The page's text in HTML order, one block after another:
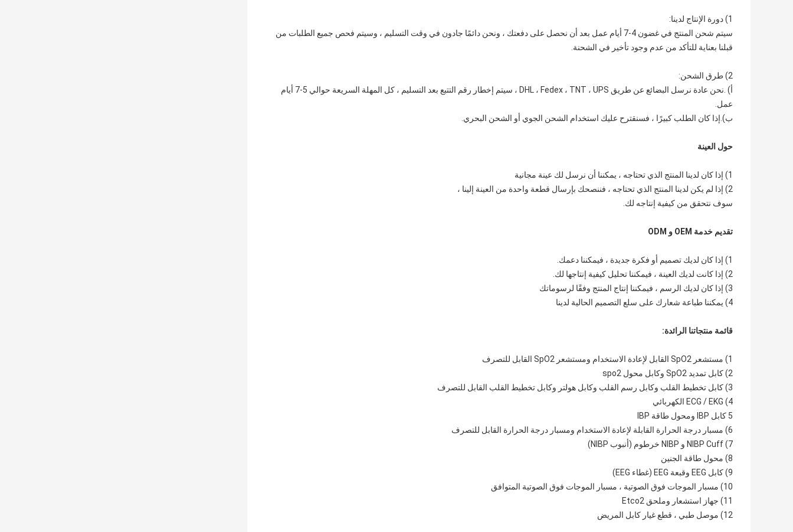
1) دورة الإنتاج لدينا:
سيتم شحن المنتج في غضون 4-7 أيام عمل بعد أن نحصل على دفعتك ، ونحن دائمًا جادون في وقت التسليم ، وسيتم فحص جميع الطلبات من
قبلنا بعناية للتأكد من عدم وجود تأخير في الشحنة.
2) طرق الشحن:
أ) .نحن عادة نرسل البضائع عن طريق DHL ، Fedex ، TNT ، UPS ، سيتم إخطار رقم التتبع بعد التسليم ، كل المهلة السريعة حوالي 5-7 أيام
عمل.
ب).إذا كان الطلب كبيرًا ، فسنقترح عليك استخدام الشحن الجوي أو الشحن البحري.
حول العينة
1) إذا كان لدينا المنتج الذي تحتاجه ، يمكننا أن نرسل لك عينة مجانية
2) إذا لم يكن لدينا المنتج الذي تحتاجه ، فننصحك بإرسال قطعة واحدة من العينة إلينا ،
سوف نتحقق من كيفية إنتاجه لك.
تقديم خدمة OEM و ODM
1) إذا كان لديك تصميم أو فكرة جديدة ، فيمكننا دعمك.
2) إذا كانت لديك العينة ، فيمكننا تحليل كيفية إنتاجها لك.
3) إذا كان لديك الرسم ، فيمكننا إنتاج المنتج وفقًا لرسوماتك
4) يمكننا طباعة شعارك على سلع التصميم الحالية لدينا
قائمة منتجاتنا الرائدة:
1) مستشعر SpO2 القابل لإعادة الاستخدام ومستشعر SpO2 القابل للتصرف
2) كابل تمديد SpO2 وكابل محول spo2
3) كابل تخطيط القلب وكابل رسم القلب وكابل هولتر وكابل تخطيط القلب القابل للتصرف
4) ECG / EKG الكهربائي
5 كابل IBP ومحول طاقة IBP
6) مسبار درجة الحرارة القابلة لإعادة الاستخدام ومسبار درجة الحرارة القابل للتصرف
7) NIBP Cuff و NIBP خرطوم (أنبوب NIBP)
8) محول طاقة الجنين
9) كابل EEG وقبعة EEG (غطاء EEG)
10) مسبار الموجات فوق الصوتية ، مسبار الموجات فوق الصوتية المتوافق
11) جهاز استشعار وملحق Etco2
12) موصل طبي ، قطع غيار كابل المريض